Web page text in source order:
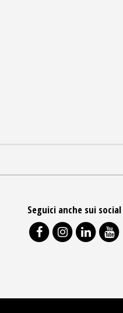
Seguici anche sui social